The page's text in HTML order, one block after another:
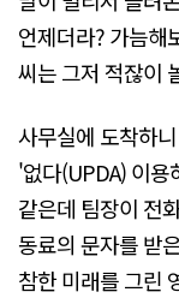
언제더라? 가늠해
씨는 그저 적잖이
사무실에 도착하
'없다(UPDA) 이용
같은데 팀장이 전
동료의 문자를 받
참한 미래를 그린